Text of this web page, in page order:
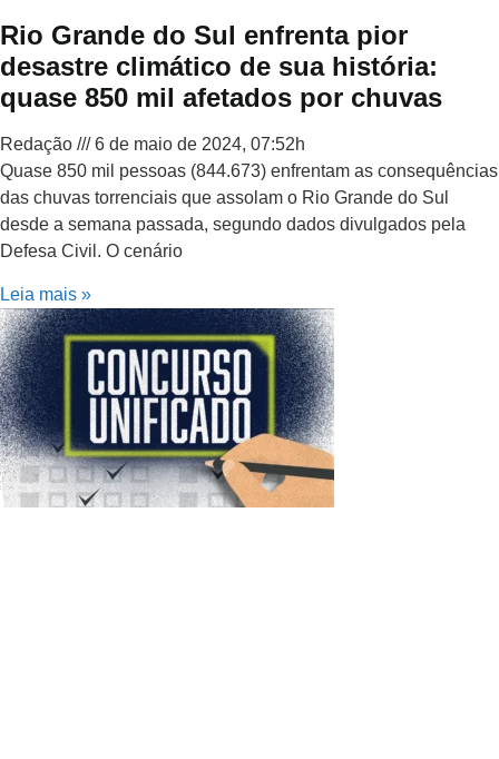
Rio Grande do Sul enfrenta pior
desastre climático de sua história:
quase 850 mil afetados por chuvas
Redação
6 de maio de 2024, 07:52h
Quase 850 mil pessoas (844.673) enfrentam as consequências
das chuvas torrenciais que assolam o Rio Grande do Sul
desde a semana passada, segundo dados divulgados pela
Defesa Civil. O cenário
Leia mais »